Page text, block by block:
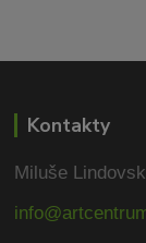
Kontakty
Miluše